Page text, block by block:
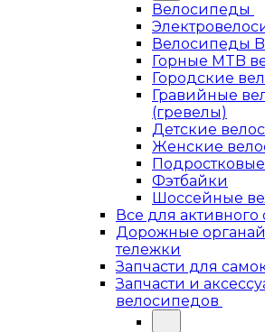
Велосипеды
Велосипеды
Горные MTB
Городские
Гравийные
(гревелы)
Детские
Женские
Фэтбайки
Шоссейные
Все для активного
Дорожные
тележки
Запчасти для
Запчасти и
велосипедов